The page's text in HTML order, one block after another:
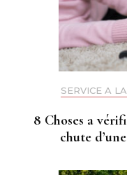
SERVICE A
8 Choses a
chute